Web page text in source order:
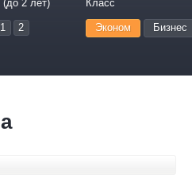
(до 2 лет)
1 2
Класс
Эконом Бизнес